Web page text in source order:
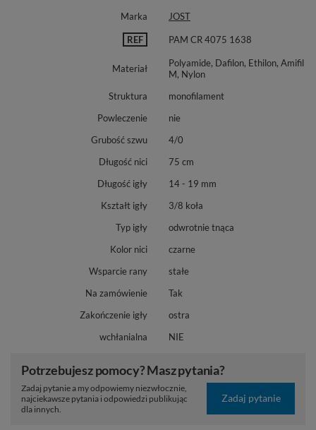
Marka JOST
REF PAM CR 4075 1638
Materiał
Polyamide, Dafilon, Ethilon, Amifil
M, Nylon
Struktura
monofilament
Powleczenie
nie
Grubość szwu
4/0
Długość nici
75 cm
Długość igły
14 - 19 mm
Kształt igły
3/8 koła
Typ igły
odwrotnie tnąca
Kolor nici
czarne
Wsparcie rany
stałe
Na zamówienie
Tak
Zakończenie igły
ostra
wchłanialna
NIE
Potrzebujesz pomocy? Masz pytania?
Zadaj pytanie a my odpowiemy niezwłocznie,
najciekawsze pytania i odpowiedzi publikując
dla innych.
Zadaj pytanie